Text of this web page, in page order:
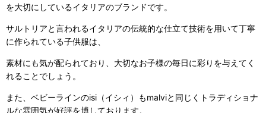
を大切にしているイタリアのブランドです。
サルトリアと言われるイタリアの伝統的な仕立て技術を用いて丁寧
に作られている子供服は、
素材にも気が配られており、大切なお子様の毎日に彩りを与えてく
れることでしょう。
また、ベビーラインのisi（イシィ）もmalviと同じくトラディショナ
ルな雰囲気が好評を博しております。